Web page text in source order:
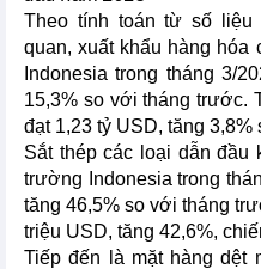
Theo tính toán từ số liệu
quan, xuất khẩu hàng hóa
Indonesia trong tháng 3/
15,3% so với tháng trước.
đạt 1,23 tỷ USD, tăng
Sắt thép các loại dẫn đầu
trường Indonesia trong
tăng 46,5% so với tháng
triệu USD, tăng 42,6%,
Tiếp đến là mặt hàng dệt